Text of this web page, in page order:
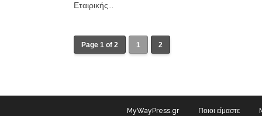
Εταιρικής...
Page 1 of 2 1 2
MyWayPress.gr Ποιοι είμαστε